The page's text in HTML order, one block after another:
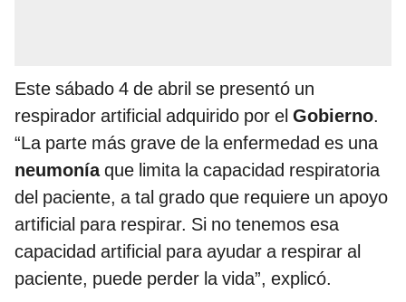
Este sábado 4 de abril se presentó un
respirador artificial adquirido por el Gobierno.
“La parte más grave de la enfermedad es una
neumoníaque limita la capacidad respiratoria
del paciente, a tal grado que requiere un apoyo
artificial para respirar. Si no tenemos esa
capacidad artificial para ayudar a respirar al
paciente, puede perder la vida”, explicó.